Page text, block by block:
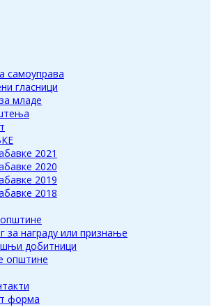
самоуправа
гласници
младе
2021
2020
2019
2018
за награду или признање
добитници
општине
форма